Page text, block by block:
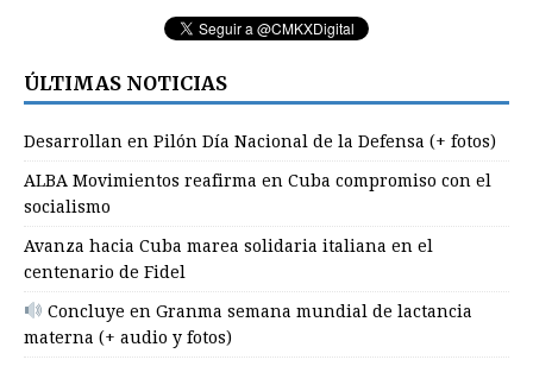
ÚLTIMAS NOTICIAS
Desarrollan en Pilón Día Nacional de la Defensa (+ fotos)
ALBA Movimientos reafirma en Cuba compromiso con el
socialismo
Avanza hacia Cuba marea solidaria italiana en el
centenario de Fidel
Concluye en Granma semana mundial de lactancia
materna (+ audio y fotos)